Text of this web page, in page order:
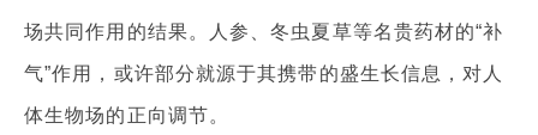
场共同作用的结果。人参、冬虫夏草等名贵药材的“补
气”作用，或许部分就源于其携带的盛生长信息，对人
体生物场的正向调节。